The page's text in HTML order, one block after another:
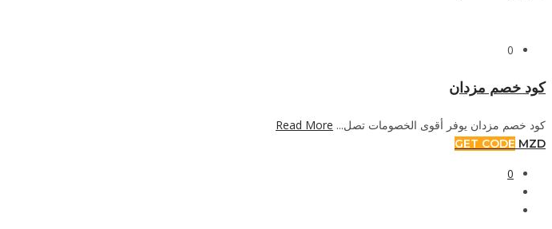
0
كود خصم مزدان
كود خصم مزدان يوفر أقوى الخصومات تصل... Read More
GET CODE MZD
0